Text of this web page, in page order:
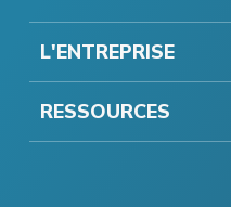
L'ENTREPRISE
RESSOURCES